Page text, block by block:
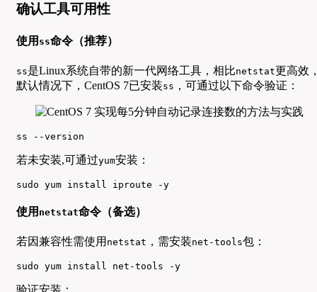
确认工具可用性
使用 ss命令（推荐）
ss是Linux系统自带的新一代网络工具，相比netstat更高效
默认情况下，CentOS 7已安装ss ，可通过以下命令验证：
ss --version
若未安装,可通过yum安装：
sudo yum install iproute -y
使用 netstat命令（备选）
若因兼容性需使用 netstat ，需安装net-tools包：
sudo yum install net-tools -y